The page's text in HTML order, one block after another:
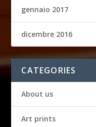
gennaio 2017
dicembre 2016
CATEGORIES
About us
Art prints